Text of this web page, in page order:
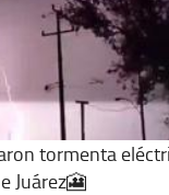
tormenta
Juárez🎦